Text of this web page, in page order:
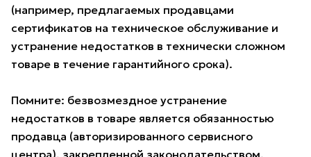
(например, предлагаемых продавцами
сертификатов на техническое обслуживание и
устранение недостатков в технически сложном
товаре в течение гарантийного срока).
Помните: безвозмездное устранение
недостатков в товаре является обязанностью
продавца (авторизированного сервисного